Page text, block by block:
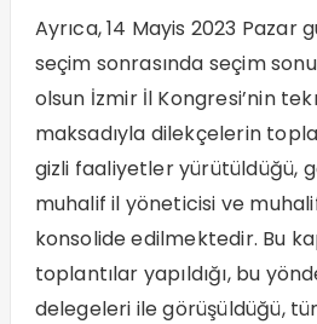
Ayrıca, 14 Mayis 2023 Pazar
seçim sonrasında seçim
olsun İzmir İl Kongresi’nin
maksadıyla dilekçelerin
gizli faaliyetler yürütüldüğü,
muhalif il yöneticisi ve
konsolide edilmektedir. Bu
toplantılar yapıldığı, bu
delegeleri ile görüşüldüğü,